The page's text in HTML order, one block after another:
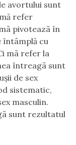
avortului sunt
refer
pivoteazã în
întâmplă cu
mã refer la
întreagã sunt
de sex
sistematic,
masculin.
sunt rezultatul